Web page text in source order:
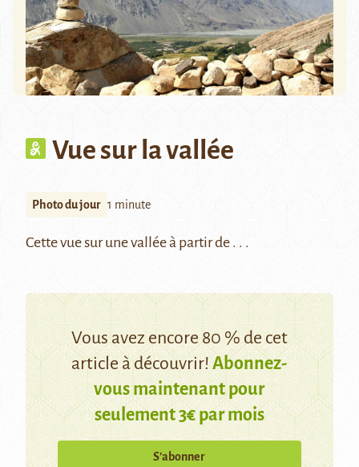
Vue sur la vallée
Photo du jour 1 minute
Cette vue sur une vallée à partir de . . .
Vous avez encore 80 % de cet
article à découvrir!Abonnez-
vous maintenant pour
seulement 3€ par mois
S’abonner